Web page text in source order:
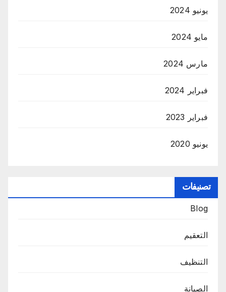
يونيو 2024
مايو 2024
مارس 2024
فبراير 2024
فبراير 2023
يونيو 2020
تصنيفات
Blog
التعقيم
التنظيف
الصيانة